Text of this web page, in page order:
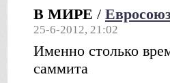
В МИРЕ /
25-6-2012, 21:02
Именно столько
саммита